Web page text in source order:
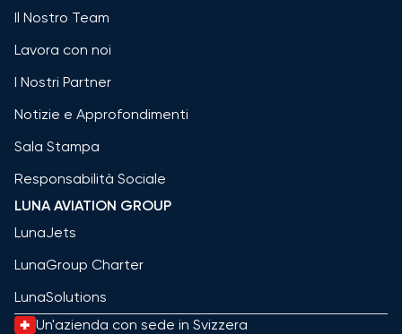
Il Nostro Team
Lavora con noi
I Nostri Partner
Notizie e Approfondimenti
Sala Stampa
Responsabilità Sociale
LUNA AVIATION GROUP
LunaJets
LunaGroup Charter
LunaSolutions
Un'azienda con sede in Svizzera